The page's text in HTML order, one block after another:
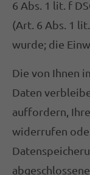
6 Abs. 1 lit. f
(Art. 6 Abs. 1
wurde; die
Die von Ihnen
Daten
auffordern,
widerrufen